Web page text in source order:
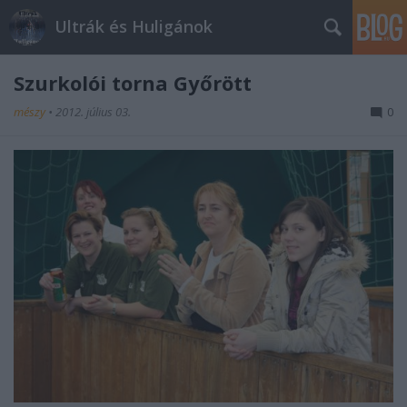
Ultrák és Huligánok
Szurkolói torna Győrött
mészy • 2012. július 03. 0